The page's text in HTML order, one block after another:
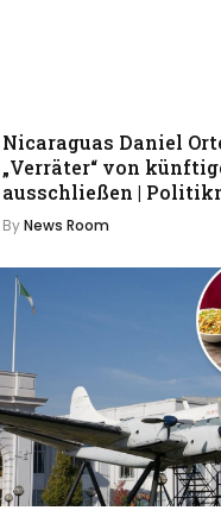
Nicaraguas Daniel
„Verräter“ von
ausschließen |
ByNews Room